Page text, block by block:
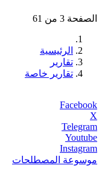
الصفحة 3 من 61
الرئيسية
تقارير
تقارير خاصة
Facebook
X
Telegram
Youtube
Instagram
موسوعة المصطلحات